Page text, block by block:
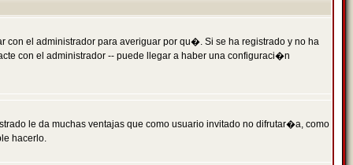
el administrador para averiguar por qu�. Si se ha registrado y no ha
con el administrador -- puede llegar a haber una configuraci�n
le da muchas ventajas que como usuario invitado no difrutar�a, como
hacerlo.